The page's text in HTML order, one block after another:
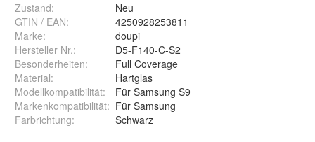
Zustand:
Neu
GTIN / EAN:
4250928253811
Marke:
doupi
Hersteller Nr.:
D5-F140-C-S2
Besonderheiten:
Full Coverage
Material:
Hartglas
Modellkompatibilität:
Für Samsung S9
Markenkompatibilität: Für Samsung
Farbrichtung: Schwarz